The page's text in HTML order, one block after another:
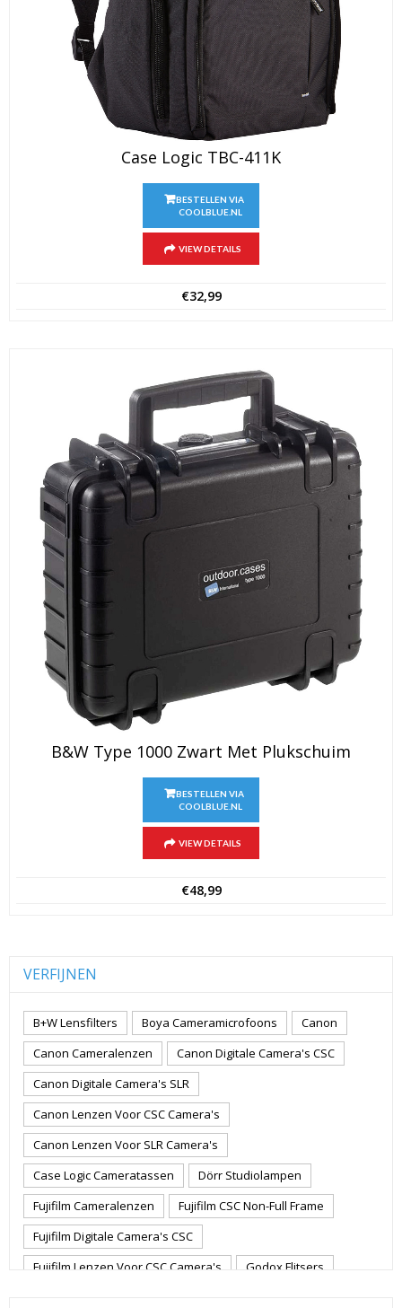
Case Logic TBC-411K
BESTELLEN VIA
COOLBLUE.NL
VIEW DETAILS
€32,99
B&W Type 1000 Zwart Met Plukschuim
BESTELLEN VIA
COOLBLUE.NL
VIEW DETAILS
€48,99
VERFIJNEN
B+W Lensfilters Boya Cameramicrofoons
Canon
Canon Cameralenzen
Canon Digitale Camera's CSC
Canon Digitale Camera's SLR
Canon Lenzen Voor CSC Camera's
Canon Lenzen Voor SLR Camera's
Case Logic Cameratassen
Dörr Studiolampen
Fujifilm Cameralenzen
Fujifilm CSC Non-Full Frame
Fujifilm Digitale Camera's CSC
Fujifilm Lenzen Voor CSC Camera's
Godox Flitsers